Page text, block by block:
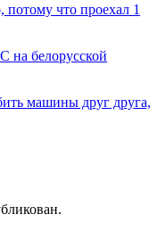
что проехал 1
на белорусской
машины друг друга,